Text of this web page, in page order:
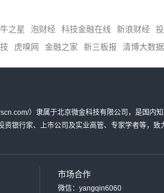
之星 泡财经 科技金融在线 新浪财经
虎嗅网 金融之家 新三板报 清博大数据
）隶属于北京微金科技有限公司，是国内
资银行家、上市公司及实业高管、专家学者等，
市场合作
微信：yangqin6060